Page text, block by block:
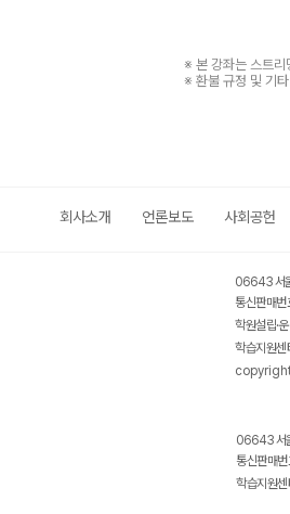
※ 본 강좌는 스트리
※ 환불 규정 및 기
회사소개 언론보도 사회공헌
06643 서
통신판매
학원설립·
학습지원
06643 서
통신판매
학습지원